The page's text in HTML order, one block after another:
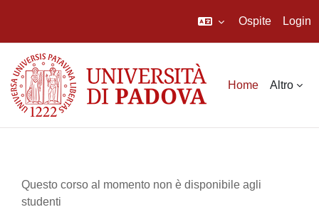
Ospite Login
Home Altro
Questo corso al momento non è disponibile agli
studenti